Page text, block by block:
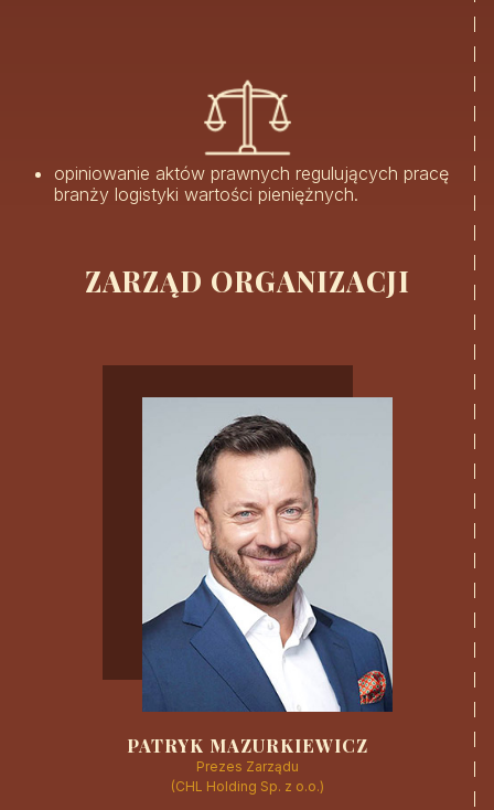
opiniowanie aktów prawnych regulujących pracę
branży logistyki wartości pieniężnych.
ZARZĄD ORGANIZACJI
CZYTAJ WIĘCEJ
PATRYK MAZURKIEWICZ
Prezes Zarządu
(CHL Holding Sp. z o.o.)